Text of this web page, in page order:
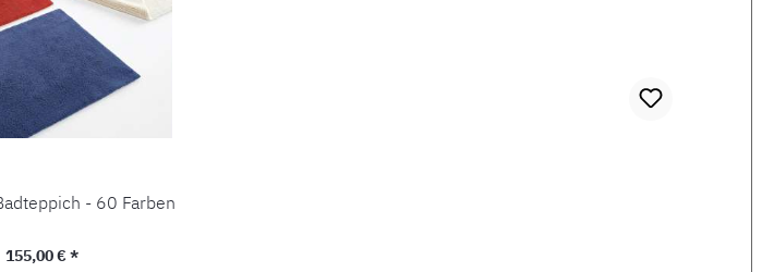
- 60 Farben
Regulärer Preis:
155,00 € *